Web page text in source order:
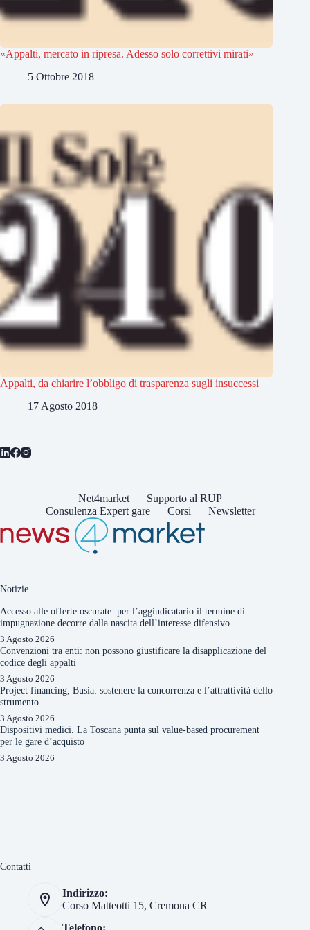
«Appalti, mercato in ripresa. Adesso solo correttivi mirati»
5 Ottobre 2018
Appalti, da chiarire l’obbligo di trasparenza sugli insuccessi
17 Agosto 2018
Net4market
Supporto al RUP
Consulenza Expert gare
Corsi Newsletter
Notizie
Accesso alle offerte oscurate: per l’aggiudicatario il termine di
impugnazione decorre dalla nascita dell’interesse difensivo
3 Agosto 2026
Convenzioni tra enti: non possono giustificare la disapplicazione del
codice degli appalti
3 Agosto 2026
Project financing, Busia: sostenere la concorrenza e l’attrattività dello
strumento
3 Agosto 2026
Dispositivi medici. La Toscana punta sul value-based procurement
per le gare d’acquisto
3 Agosto 2026
Contatti
Indirizzo:
Corso Matteotti 15, Cremona CR
Telefono: